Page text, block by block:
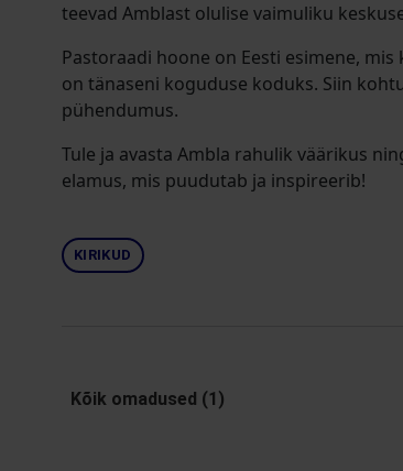
teevad Amblast olulise vaimuliku
Pastoraadi hoone on Eesti esimene,
on tänaseni koguduse koduks. Siin
pühendumus.
Tule ja avasta Ambla rahulik väärikus
elamus, mis puudutab ja inspireerib!
KIRIKUD
Kõik omadused (1)